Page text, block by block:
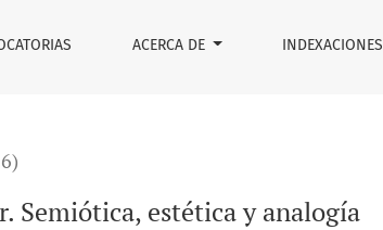
ACERCA DE INDEXACIONES
Semiótica, estética y analogía